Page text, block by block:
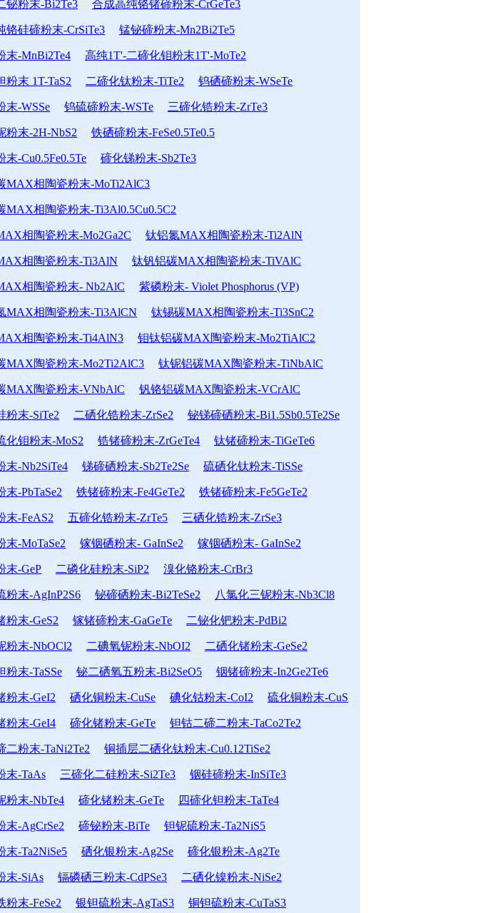
铋粉末-Bi2Te3 合成高纯铬锗碲粉末-CrGeTe3
铬硅碲粉末-CrSiTe3 锰铋碲粉末-Mn2Bi2Te5
末-MnBi2Te4 高纯1T'-二碲化钼粉末1T'-MoTe2
粉末 1T-TaS2 二碲化钛粉末-TiTe2 钨硒碲粉末-WSeTe
末-WSSe 钨硫碲粉末-WSTe 三碲化锆粉末-ZrTe3
粉末-2H-NbS2 铁硒碲粉末-FeSe0.5Te0.5
末-Cu0.5Fe0.5Te 碲化锑粉末-Sb2Te3
MAX相陶瓷粉末-MoTi2AlC3
MAX相陶瓷粉末-Ti3Al0.5Cu0.5C2
相陶瓷粉末-Mo2Ga2C 钛铝氮MAX相陶瓷粉末-Ti2AlN
相陶瓷粉末-Ti3AlN 钛钒铝碳MAX相陶瓷粉末-TiVAlC
相陶瓷粉末- Nb2AlC 紫磷粉末- Violet Phosphorus (VP)
MAX相陶瓷粉末-Ti3AlCN 钛锡碳MAX相陶瓷粉末-Ti3SnC2
相陶瓷粉末-Ti4AlN3 钼钛铝碳MAX陶瓷粉末-Mo2TiAlC2
MAX陶瓷粉末-Mo2Ti2AlC3 钛铌铝碳MAX陶瓷粉末-TiNbAlC
MAX陶瓷粉末-VNbAlC 钒铬铝碳MAX陶瓷粉末-VCrAlC
粉末-SiTe2 二硒化锆粉末-ZrSe2 铋锑碲硒粉末-Bi1.5Sb0.5Te2Se
化钼粉末-MoS2 锆锗碲粉末-ZrGeTe4 钛锗碲粉末-TiGeTe6
末-Nb2SiTe4 锑碲硒粉末-Sb2Te2Se 硫硒化钛粉末-TiSSe
末-PbTaSe2 铁锗碲粉末-Fe4GeTe2 铁锗碲粉末-Fe5GeTe2
末-FeAS2 五碲化锆粉末-ZrTe5 三硒化锆粉末-ZrSe3
末-MoTaSe2 镓铟硒粉末- GaInSe2 镓铟硒粉末- GaInSe2
末-GeP 二磷化硅粉末-SiP2 溴化铬粉末-CrBr3
粉末-AgInP2S6 铋碲硒粉末-Bi2TeSe2 八氯化三铌粉末-Nb3Cl8
粉末-GeS2 镓锗碲粉末-GaGeTe 二铋化钯粉末-PdBi2
粉末-NbOCl2 二碘氧铌粉末-NbOI2 二硒化锗粉末-GeSe2
粉末-TaSSe 铋二硒氧五粉末-Bi2SeO5 铟锗碲粉末-In2Ge2Te6
粉末-GeI2 硒化铜粉末-CuSe 碘化钴粉末-CoI2 硫化铜粉末-CuS
粉末-GeI4 碲化锗粉末-GeTe 钽钴二碲二粉末-TaCo2Te2
二粉末-TaNi2Te2 铜插层二硒化钛粉末-Cu0.12TiSe2
末-TaAs 三碲化二硅粉末-Si2Te3 铟硅碲粉末-InSiTe3
粉末-NbTe4 碲化锗粉末-GeTe 四碲化钽粉末-TaTe4
末-AgCrSe2 碲铋粉末-BiTe 钽铌硫粉末-Ta2NiS5
末-Ta2NiSe5 硒化银粉末-Ag2Se 碲化银粉末-Ag2Te
末-SiAs 镉磷硒三粉末-CdPSe3 二硒化镍粉末-NiSe2
粉末-FeSe2 银钽硫粉末-AgTaS3 铜钽硫粉末-CuTaS3